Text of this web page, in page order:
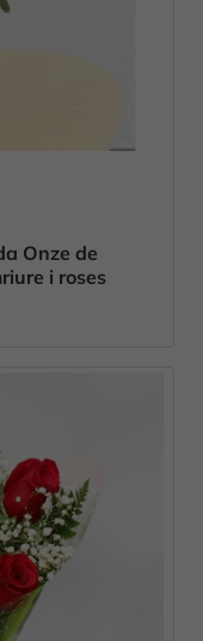
Onze de
i roses